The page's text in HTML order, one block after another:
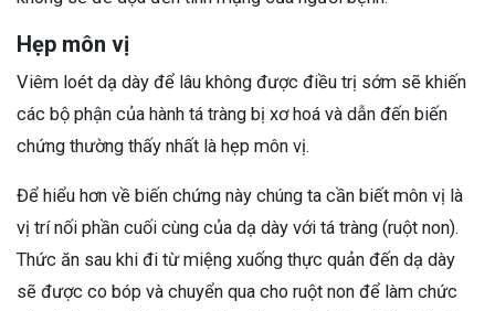
Hẹp môn vị
Viêm loét dạ dày để lâu không được điều trị sớm sẽ khiến
các bộ phận của hành tá tràng bị xơ hoá và dẫn đến biến
chứng thường thấy nhất là hẹp môn vị.
Để hiểu hơn về biến chứng này chúng ta cần biết môn vị là
vị trí nối phần cuối cùng của dạ dày với tá tràng (ruột non).
Thức ăn sau khi đi từ miệng xuống thực quản đến dạ dày
sẽ được co bóp và chuyển qua cho ruột non để làm chức